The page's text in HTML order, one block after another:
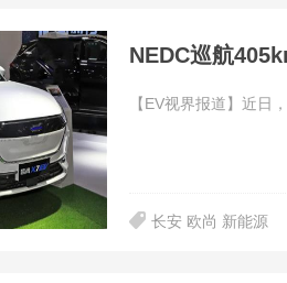
NEDC巡航
【EV视界报道】近日
长安 欧尚 新能源